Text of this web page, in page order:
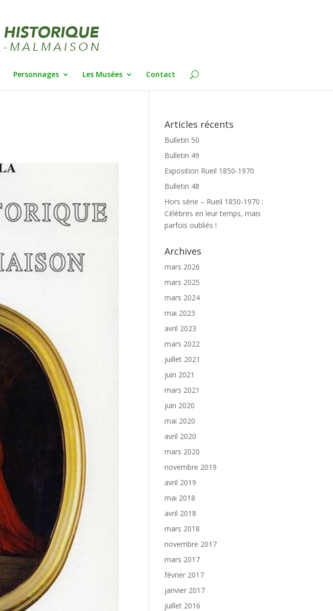
Personnages Les Musées Contact
Articles récents
Bulletin 50
Bulletin 49
Exposition Rueil 1850-1970
Bulletin 48
Hors série – Rueil 1850-1970 :
Célèbres en leur temps, mais
parfois oubliés !
Archives
mars 2026
mars 2025
mars 2024
mai 2023
avril 2023
mars 2022
juillet 2021
juin 2021
mars 2021
juin 2020
mai 2020
avril 2020
mars 2020
novembre 2019
avril 2019
mai 2018
avril 2018
mars 2018
novembre 2017
mars 2017
février 2017
janvier 2017
juillet 2016